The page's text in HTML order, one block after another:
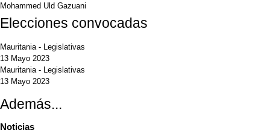
Mohammed Uld Gazuani
Elecciones convocadas
Mauritania - Legislativas
13 Mayo 2023
Mauritania - Legislativas
13 Mayo 2023
Además...
Noticias